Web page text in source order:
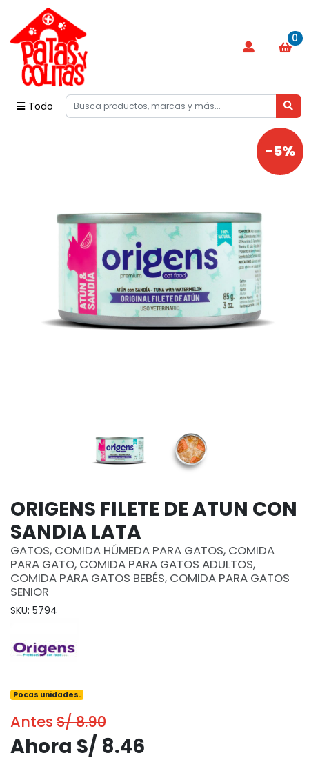
Todo
0
-5%
ORIGENS FILETE DE ATUN CON
SANDIA LATA
GATOS, COMIDA HÚMEDA PARA GATOS, COMIDA
PARA GATO, COMIDA PARA GATOS ADULTOS,
COMIDA PARA GATOS BEBÉS, COMIDA PARA GATOS
SENIOR
SKU: 5794
Pocas unidades.
Antes S/ 8.90
Ahora S/ 8.46